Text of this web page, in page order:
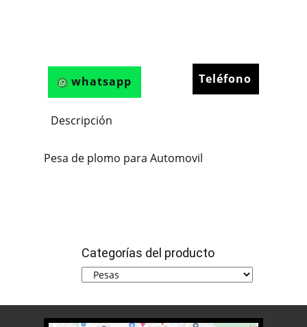
whatsapp Teléfono
Descripción
Pesa de plomo para Automovil
Categorías del producto